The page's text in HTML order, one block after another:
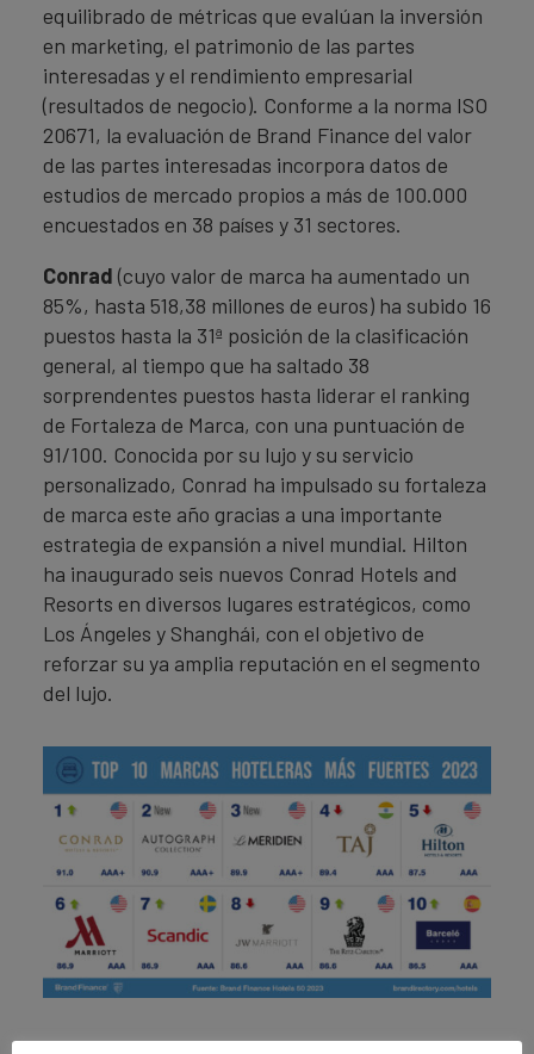
equilibrado de métricas que evalúan la inversión
en marketing, el patrimonio de las partes
interesadas y el rendimiento empresarial
(resultados de negocio). Conforme a la norma ISO
20671, la evaluación de Brand Finance del valor
de las partes interesadas incorpora datos de
estudios de mercado propios a más de 100.000
encuestados en 38 países y 31 sectores.
Conrad (cuyo valor de marca ha aumentado un
85%, hasta 518,38 millones de euros) ha subido 16
puestos hasta la 31ª posición de la clasificación
general, al tiempo que ha saltado 38
sorprendentes puestos hasta liderar el ranking
de Fortaleza de Marca, con una puntuación de
91/100. Conocida por su lujo y su servicio
personalizado, Conrad ha impulsado su fortaleza
de marca este año gracias a una importante
estrategia de expansión a nivel mundial. Hilton
ha inaugurado seis nuevos Conrad Hotels and
Resorts en diversos lugares estratégicos, como
Los Ángeles y Shanghái, con el objetivo de
reforzar su ya amplia reputación en el segmento
del lujo.